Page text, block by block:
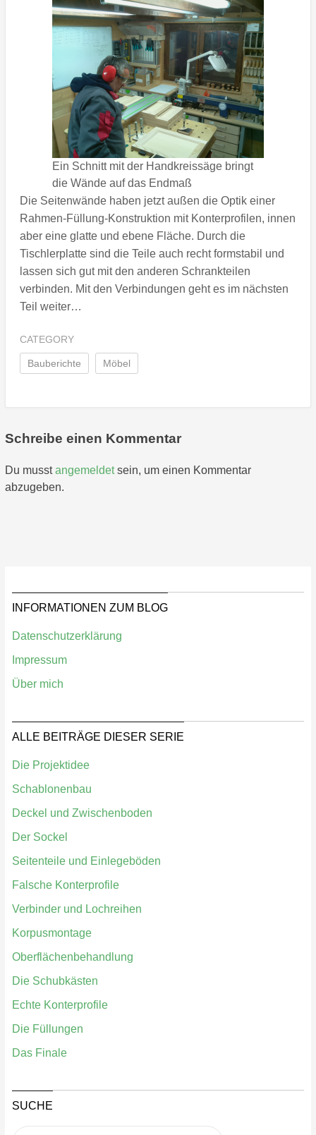
Ein Schnitt mit der Handkreissäge bringt
die Wände auf das Endmaß
Die Seitenwände haben jetzt außen die Optik einer
Rahmen-Füllung-Konstruktion mit Konterprofilen, innen
aber eine glatte und ebene Fläche. Durch die
Tischlerplatte sind die Teile auch recht formstabil und
lassen sich gut mit den anderen Schrankteilen
verbinden. Mit den Verbindungen geht es im nächsten
Teil weiter…
CATEGORY
Bauberichte Möbel
Schreibe einen Kommentar
Du musstangemeldetsein, um einen Kommentar
abzugeben.
INFORMATIONEN ZUM BLOG
Datenschutzerklärung
Impressum
Über mich
ALLE BEITRÄGE DIESER SERIE
Die Projektidee
Schablonenbau
Deckel und Zwischenboden
Der Sockel
Seitenteile und Einlegeböden
Falsche Konterprofile
Verbinder und Lochreihen
Korpusmontage
Oberflächenbehandlung
Die Schubkästen
Echte Konterprofile
Die Füllungen
Das Finale
SUCHE